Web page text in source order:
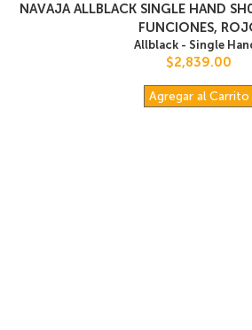
NAVAJA ALLBLACK SINGLE HAND
FUNCIONES,
Allblack - Single
$2,839.00
Agregar al Carrito